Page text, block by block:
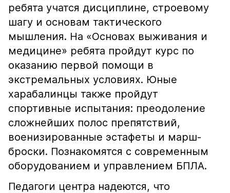
ребята учатся дисциплине, строевому
шагу и основам тактического
мышления. На «Основах выживания и
медицине» ребята пройдут курс по
оказанию первой помощи в
экстремальных условиях. Юные
харабалинцы также пройдут
спортивные испытания: преодоление
сложнейших полос препятствий,
военизированные эстафеты и марш-
броски. Познакомятся с современным
оборудованием и управлением БПЛА.
Педагоги центра надеются, что